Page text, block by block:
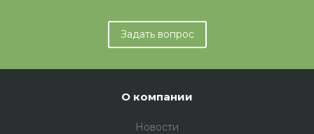
Задать вопрос
О компании
Новости